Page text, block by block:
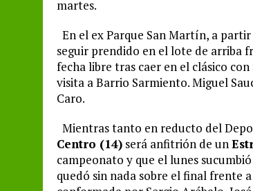
martes.
En el ex Parque San Martín, a partir
seguir prendido en el lote de arriba
fecha libre tras caer en el clásico
visita a Barrio Sarmiento. Miguel
Caro.
Mientras tanto en reducto del
Centro (14) será anfitrión de un
campeonato y que el lunes
quedó sin nada sobre el final frente